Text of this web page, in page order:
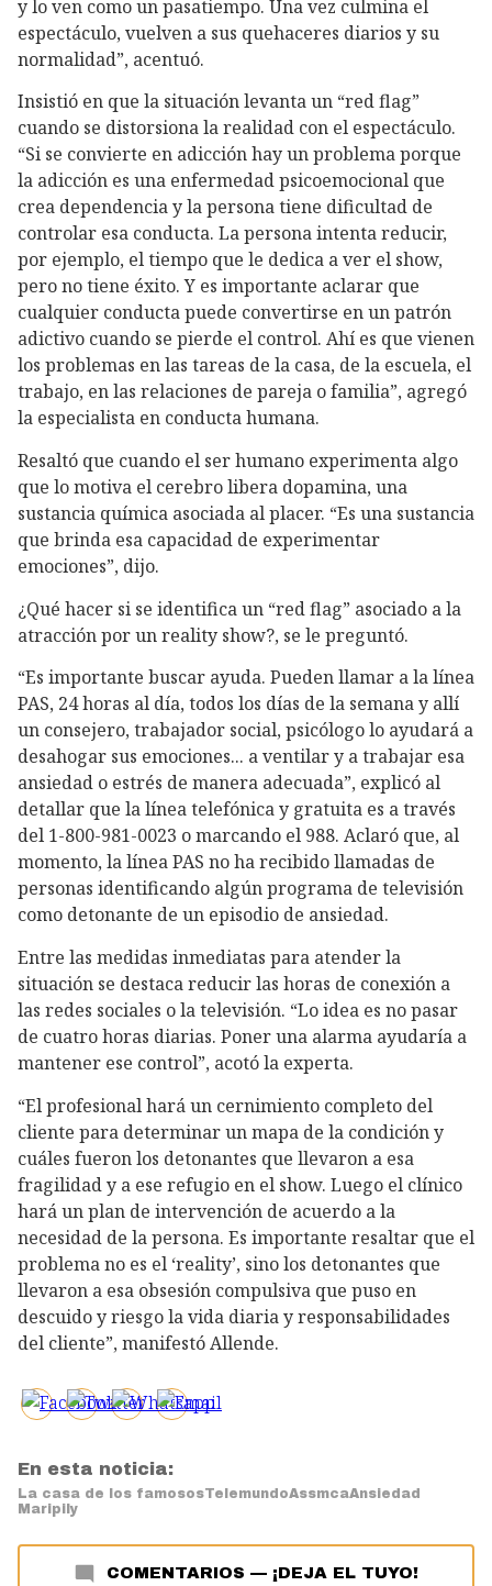
y lo ven como un pasatiempo. Una vez culmina el
espectáculo, vuelven a sus quehaceres diarios y su
normalidad”, acentuó.
Insistió en que la situación levanta un “red flag”
cuando se distorsiona la realidad con el espectáculo.
“Si se convierte en adicción hay un problema porque
la adicción es una enfermedad psicoemocional que
crea dependencia y la persona tiene dificultad de
controlar esa conducta. La persona intenta reducir,
por ejemplo, el tiempo que le dedica a ver el show,
pero no tiene éxito. Y es importante aclarar que
cualquier conducta puede convertirse en un patrón
adictivo cuando se pierde el control. Ahí es que vienen
los problemas en las tareas de la casa, de la escuela, el
trabajo, en las relaciones de pareja o familia”, agregó
la especialista en conducta humana.
Resaltó que cuando el ser humano experimenta algo
que lo motiva el cerebro libera dopamina, una
sustancia química asociada al placer. “Es una sustancia
que brinda esa capacidad de experimentar
emociones”, dijo.
¿Qué hacer si se identifica un “red flag” asociado a la
atracción por un reality show?, se le preguntó.
“Es importante buscar ayuda. Pueden llamar a la línea
PAS, 24 horas al día, todos los días de la semana y allí
un consejero, trabajador social, psicólogo lo ayudará a
desahogar sus emociones... a ventilar y a trabajar esa
ansiedad o estrés de manera adecuada”, explicó al
detallar que la línea telefónica y gratuita es a través
del 1-800-981-0023 o marcando el 988. Aclaró que, al
momento, la línea PAS no ha recibido llamadas de
personas identificando algún programa de televisión
como detonante de un episodio de ansiedad.
Entre las medidas inmediatas para atender la
situación se destaca reducir las horas de conexión a
las redes sociales o la televisión. “Lo idea es no pasar
de cuatro horas diarias. Poner una alarma ayudaría a
mantener ese control”, acotó la experta.
“El profesional hará un cernimiento completo del
cliente para determinar un mapa de la condición y
cuáles fueron los detonantes que llevaron a esa
fragilidad y a ese refugio en el show. Luego el clínico
hará un plan de intervención de acuerdo a la
necesidad de la persona. Es importante resaltar que el
problema no es el ‘reality’, sino los detonantes que
llevaron a esa obsesión compulsiva que puso en
descuido y riesgo la vida diaria y responsabilidades
del cliente”, manifestó Allende.
En esta noticia:
La casa de los famososTelemundoAssmcaAnsiedad
Maripily
COMENTARIOS — ¡DEJA EL TUYO!